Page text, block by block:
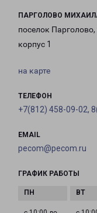
ПАРГОЛОВО
поселок
корпус 1
на карте
ТЕЛЕФОН
+7(812) 458-09-02,
EMAIL
pecom@pecom.ru
ГРАФИК РАБОТЫ